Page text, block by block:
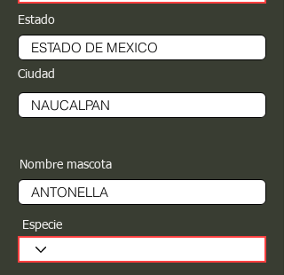
Estado
Ciudad
Nombre mascota
Especie